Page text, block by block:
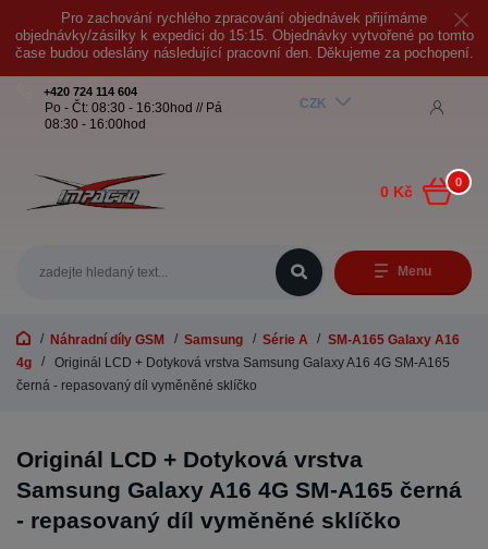
Pro zachování rychlého zpracování objednávek přijímáme
objednávky/zásilky k expedici do 15:15. Objednávky vytvořené po tomto
čase budou odeslány následující pracovní den. Děkujeme za pochopení.
Menu
CZK
+420 724 114 604
Po - Čt: 08:30 - 16:30hod // Pá
08:30 - 16:00hod
0
0 Kč
Náhradní díly GSM Samsung Série A
SM-A165 Galaxy A16
4g
Originál LCD + Dotyková vrstva Samsung Galaxy A16 4G SM-A165
černá - repasovaný díl vyměněné sklíčko
Originál LCD + Dotyková vrstva
Samsung Galaxy A16 4G SM-A165 černá
- repasovaný díl vyměněné sklíčko